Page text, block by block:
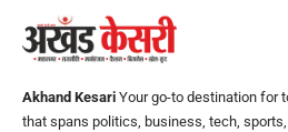
Akhand Kesari Your go-to destination for
that spans politics, business, tech,